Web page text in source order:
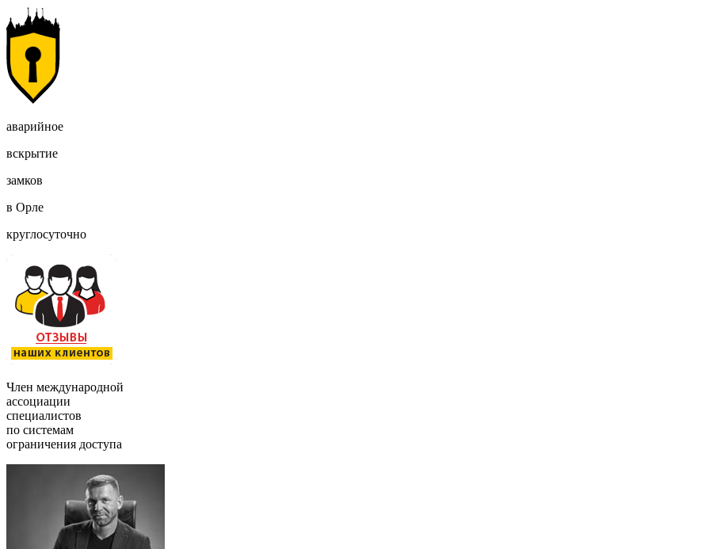
аварийное
вскрытие
замков
в Орле
круглосуточно
Член международной
ассоциации
специалистов
по системам
ограничения доступа